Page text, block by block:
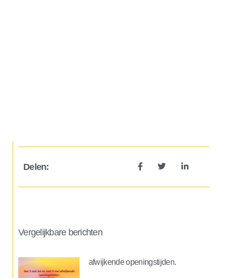
Delen:
Vergelijkbare berichten
afwijkende openingstijden.